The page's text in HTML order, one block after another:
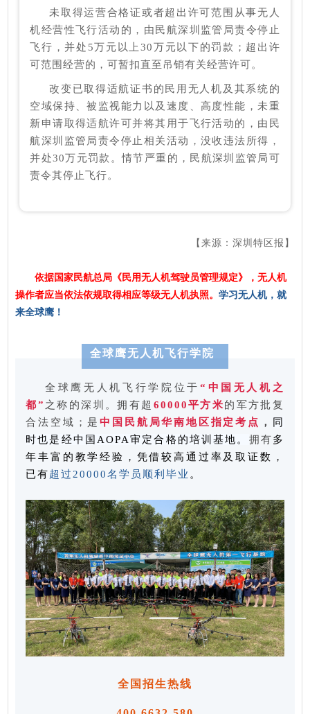
未取得运营合格证或者超出许可范围从事无人
机经营性飞行活动的，由民航深圳监管局责令停止
飞行，并处5万元以上30万元以下的罚款；超出许
可范围经营的，可暂扣直至吊销有关经营许可。
改变已取得适航证书的民用无人机及其系统的
空域保持、被监视能力以及速度、高度性能，未重
新申请取得适航许可并将其用于飞行活动的，由民
航深圳监管局责令停止相关活动，没收违法所得，
并处30万元罚款。情节严重的，民航深圳监管局可
责令其停止飞行。
【来源：深圳特区报】
依据国家民航总局《民用无人机驾驶员管理规定》，无人机
操作者应当依法依规取得相应等级无人机执照。学习无人机，就
来全球鹰！
全球鹰无人机飞行学院
全球鹰无人机飞行学院位于 “中国无人机之
都” 之称的深圳。拥有超 60000平方米的军方批复
合法空域； 是中国民航局华南地区指定考点 ，
同
时也是经中国AOPA审定合格的培训基地。 拥有多
年丰富的教学经验，凭借较高通过率及取证数，
已有超过20000名学员顺利毕业 。
全国招生热线